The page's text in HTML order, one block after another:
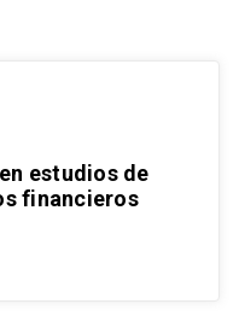
estudios de
financieros